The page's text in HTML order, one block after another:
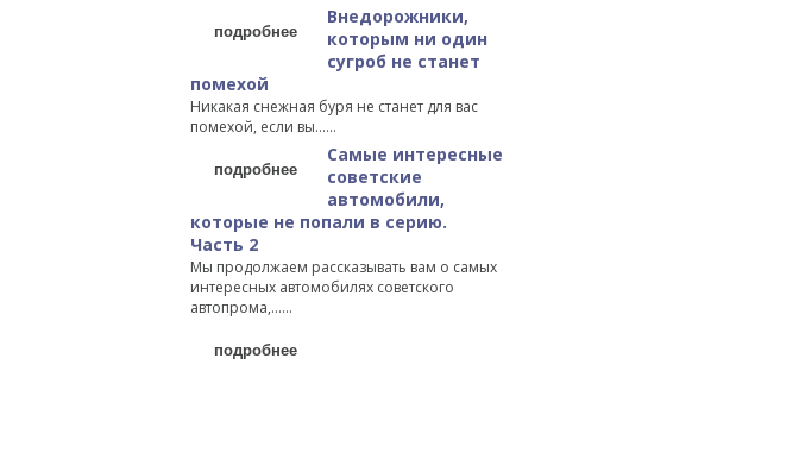
подробнее
Внедорожники,
которым ни один
сугроб не станет
помехой
Никакая снежная буря не станет для вас
помехой, если вы…...
подробнее
Самые интересные
советские
автомобили,
которые не попали в серию.
Часть 2
Мы продолжаем рассказывать вам о самых
интересных автомобилях советского
автопрома,…...
подробнее